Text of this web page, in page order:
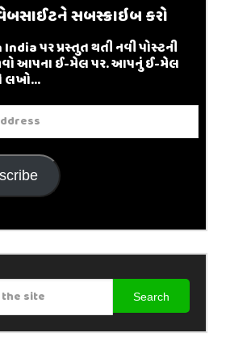
સબસ્ક્રાઇબ કરો
પર પ્રસ્તુત થતી નવી પોસ્ટની
આપના ઈ-મેલ પર. આપનું ઈ-મેલ
લખો...
Search